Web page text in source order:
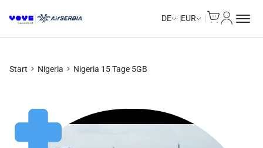
DE EUR
Start Nigeria Nigeria 15 Tage 5GB